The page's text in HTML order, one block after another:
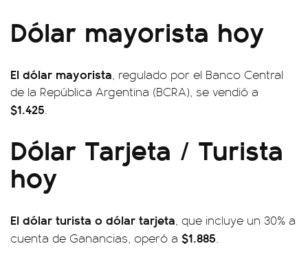
Dólar mayorista hoy
El dólar mayorista, regulado por el Banco Central
de la República Argentina (BCRA), se vendió a
$1.425.
Dólar Tarjeta / Turista
hoy
El dólar turista o dólar tarjeta, que incluye un 30% a
cuenta de Ganancias, operó a $1.885.